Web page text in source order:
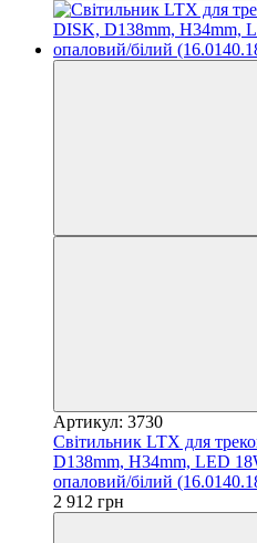
Артикул: 3730
Світильник LTX для
D138mm, H34mm, LED
опаловий/білий
2 912 грн